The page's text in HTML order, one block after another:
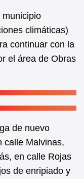
municipio
climáticas)
continuar con la
el área de Obras
de nuevo
calle Malvinas,
en calle Rojas
de enripiado y